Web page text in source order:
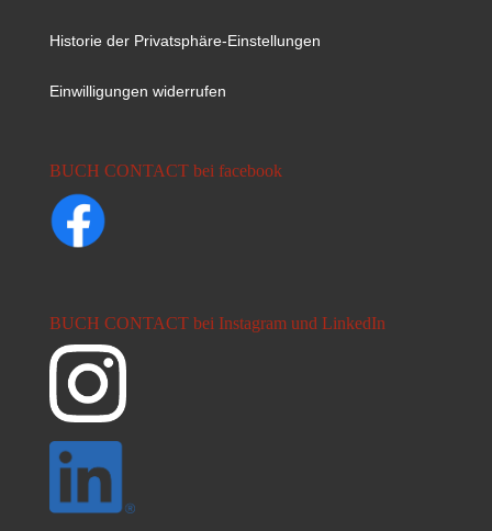
Historie der Privatsphäre-Einstellungen
Einwilligungen widerrufen
BUCH CONTACT bei facebook
BUCH CONTACT bei Instagram und LinkedIn